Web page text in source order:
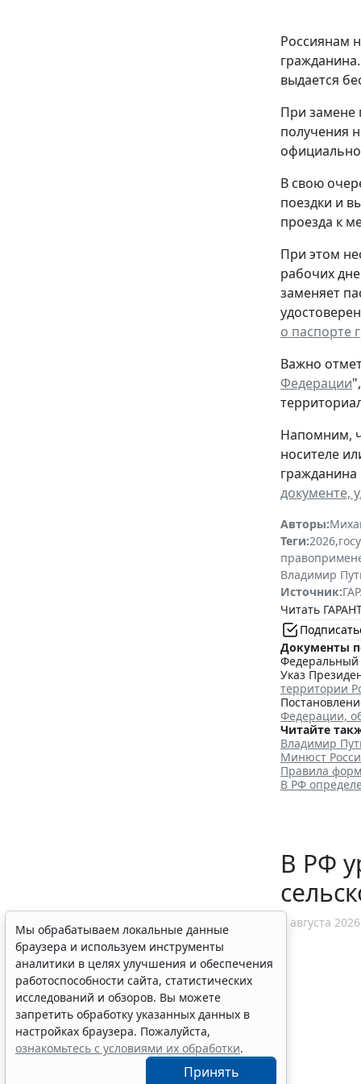
Россиянам
выдается
При замене
получения
В свою
поездки и
проезда к
При этом
рабочих
заменяет
о паспорте
Важно
Федерации
Напомним,
носителе
гражданина
документе,
Авторы:
Теги:2026,
Владимир
Источник:
Читать
Документы
Федеральный
Указ
территории
Федерации,
Читайте
Владимир
Минюст
Правила
В РФ
В РФ
7 августа
Мы обрабатываем локальные данные
браузера и используем инструменты
аналитики в целях улучшения и обеспечения
работоспособности сайта, статистических
исследований и обзоров. Вы можете
запретить обработку указанных данных в
настройках браузера. Пожалуйста,
ознакомьтесь с условиями их обработки.
Принять